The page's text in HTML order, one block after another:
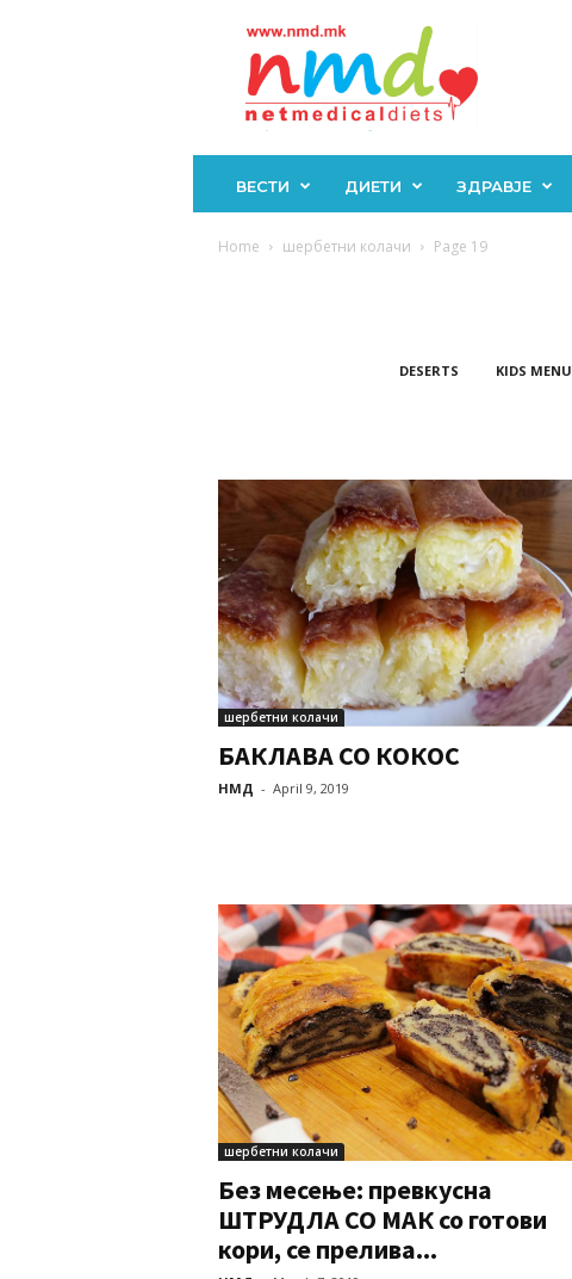
ВЕСТИ ДИЕТИ ЗДРАВЈЕ
Home шербетни колачи Page 19
DESERTS KIDS MENU
шербетни колачи
БАКЛАВА СО КОКОС
НМД - April 9, 2019
шербетни колачи
Без месење: превкусна
ШТРУДЛА СО МАК со готови
кори, се прелива...